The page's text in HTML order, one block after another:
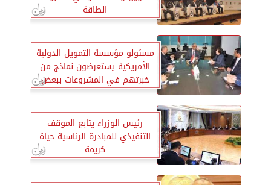
الطاقة
مسئولو مؤسسة التمويل الدولية
الأمريكية يستعرضون نماذج من
خبرتهم في المشروعات ببعض
البلدان العربية
رئيس الوزراء يتابع الموقف
التنفيذي للمبادرة الرئاسية حياة
كريمة